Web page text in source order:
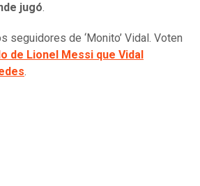
jugó.
seguidores de ‘Monito’ Vidal. Voten
de Lionel Messi que Vidal
.